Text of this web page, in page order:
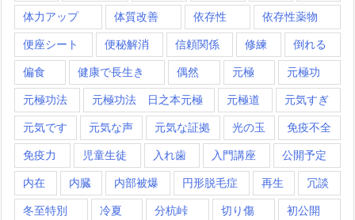
体力アップ 体質改善 依存性 依存性薬物
便座シート 便秘解消 信頼関係 修練 倒れる
偏食 健康で長生き 偶然 元極 元極功
元極功法 元極功法 日之本元極 元極道 元気すぎ
元気です 元気な声 元気な証拠 光の玉 免疫不全
免疫力 児童生徒 入れ歯 入門講座 公開予定
内在 内臓 内部被爆 円形脱毛症 再生 冗談
冬至特別 冷夏 分杭峠 切り傷 初公開